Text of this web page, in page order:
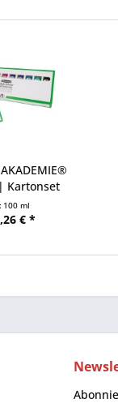
Kartonset
100 ml
€ *